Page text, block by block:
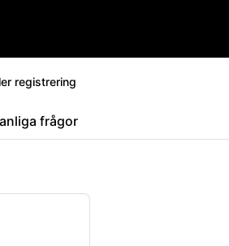
registrering
frågor